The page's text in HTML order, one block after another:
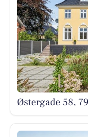
Østergade 58,